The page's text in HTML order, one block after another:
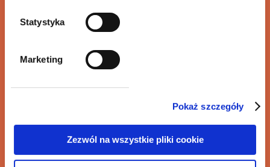
Statystyka
Marketing
Pokaż szczegóły
Zezwól na wszystkie pliki cookie
Sprzedaż Polkomtel Infrastruktura na